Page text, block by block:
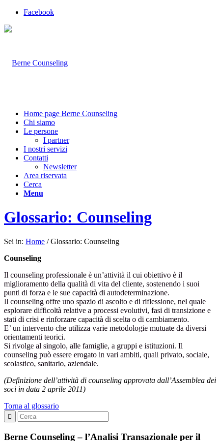
Facebook
Home page Berne Counseling
Chi siamo
Le persone
I partner
I nostri servizi
Contatti
Newsletter
Area riservata
Cerca
Menu
Glossario: Counseling
Sei in: Home / Glossario: Counseling
Counseling
Il counseling professionale è un’attività il cui obiettivo è il
miglioramento della qualità di vita del cliente, sostenendo i suoi
punti di forza e le sue capacità di autodeterminazione.
Il counseling offre uno spazio di ascolto e di riflessione, nel quale
esplorare difficoltà relative a processi evolutivi, fasi di transizione e
stati di crisi e rinforzare capacità di scelta o di cambiamento.
E’ un intervento che utilizza varie metodologie mutuate da diversi
orientamenti teorici.
Si rivolge al singolo, alle famiglie, a gruppi e istituzioni. Il
counseling può essere erogato in vari ambiti, quali privato, sociale,
scolastico, sanitario, aziendale.
(Definizione dell’attività di counseling approvata dall’Assemblea dei
soci in data 2 aprile 2011)
Torna al glossario
Berne Counseling – l’Analisi Transazionale per il